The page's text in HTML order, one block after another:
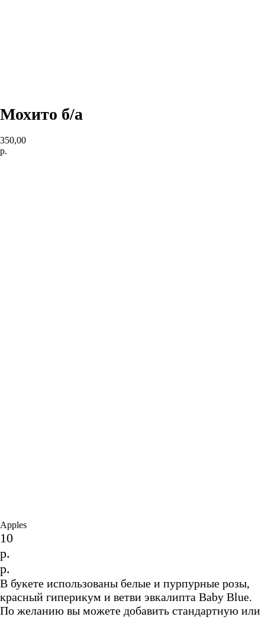
Мохито б/а
350,00
р.
Apples
10
р.
р.
В букете использованы белые и пурпурные розы,
красный гиперикум и ветви эвкалипта Baby Blue.
По желанию вы можете добавить стандартную или